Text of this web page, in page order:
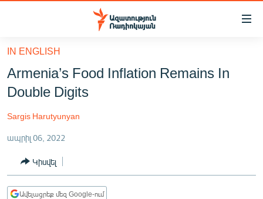
Մատչելիության
հիմնական
բովանդակությանը
Անցնել
հիմնական
մենյուին
ԸՆՏՐՈՒԹՅՈՒՆՆԵՐ 2026
ԻՐԱՎՈՒՆՔ
ՀԱՍԱՐԱԿՈՒԹՅՈՒՆ
ՏՆՏԵՍՈՒԹՅՈՒՆ
IN ENGLISH
Armenia’s Food Inflation Remains In
Double Digits
Sargis Harutyunyan
ապրիլ 06, 2022
Կիսվել
Ավելացրեք մեզ Google-ում